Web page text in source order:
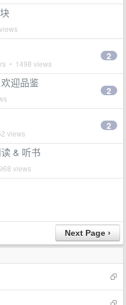
• 1498 views
2
迎品鉴
2
views
2
& 听书
views